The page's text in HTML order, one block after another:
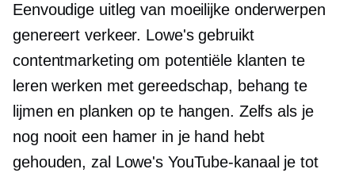
Eenvoudige uitleg van moeilijke onderwerpen
genereert verkeer. Lowe's gebruikt
contentmarketing om potentiële klanten te
leren werken met gereedschap, behang te
lijmen en planken op te hangen. Zelfs als je
nog nooit een hamer in je hand hebt
gehouden, zal Lowe's YouTube-kanaal je tot